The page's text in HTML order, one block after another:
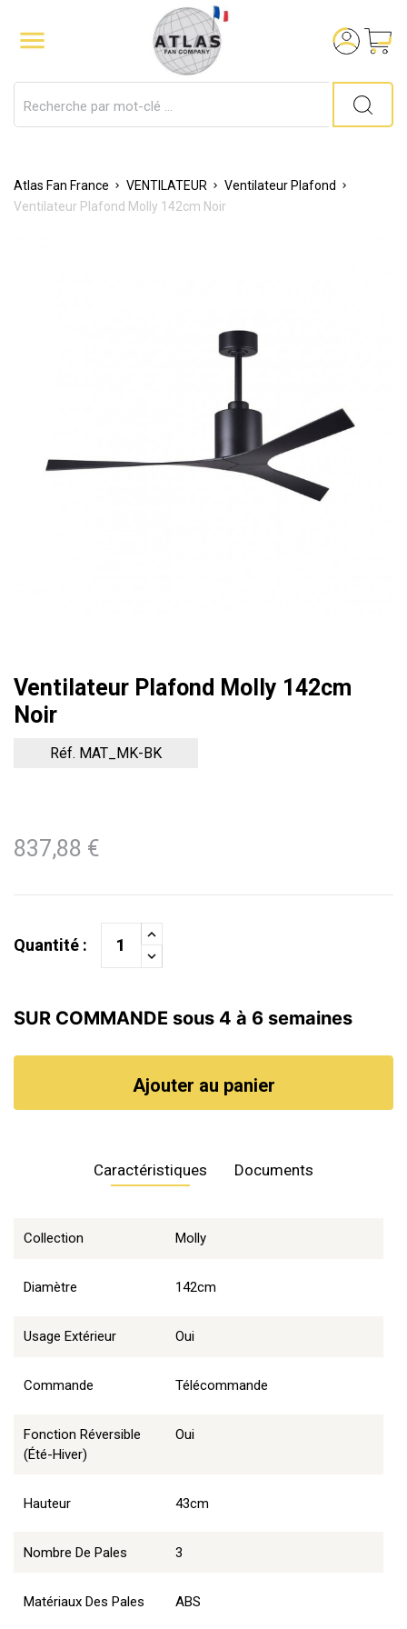

Atlas Fan France VENTILATEUR
Ventilateur Plafond
Ventilateur Plafond Molly 142cm Noir
Ventilateur Plafond Molly 142cm
Noir
Réf. MAT_MK-BK
837,88 €
Quantité :
SUR COMMANDE sous 4 à 6 semaines
Ajouter au panier
Caractéristiques
Collection Molly
Diamètre 142cm
Usage Extérieur Oui
Commande Télécommande
Fonction Réversible
(été-Hiver)
Oui
Hauteur 43cm
Nombre De Pales 3
Matériaux Des Pales ABS
Documents